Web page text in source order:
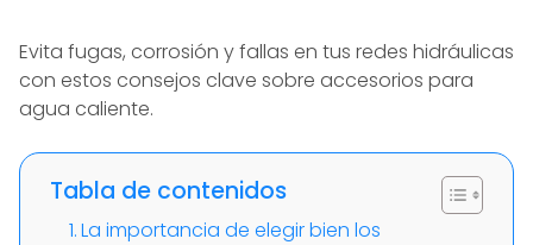
Evita fugas, corrosión y fallas en tus redes hidráulicas
con estos consejos clave sobre accesorios para
agua caliente.
Tabla de contenidos
La importancia de elegir bien los